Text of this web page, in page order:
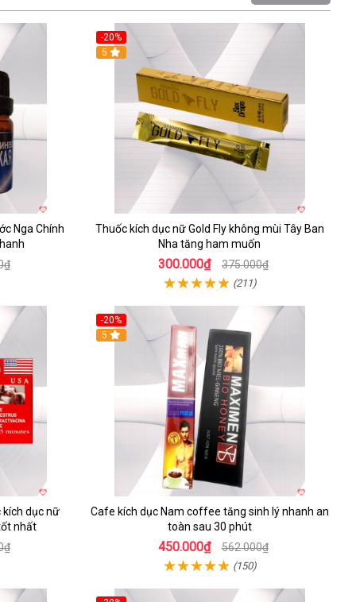
Nga Chính
-20%
5
Thuốc kích dục nữ Gold Fly không mùi Tây Ban
Nha tăng ham muốn
300.000₫ 375.000₫
(211)
kích dục nữ
nhất
-20%
5
Cafe kích dục Nam coffee tăng sinh lý nhanh an
toàn sau 30 phút
450.000₫ 562.000₫
(150)